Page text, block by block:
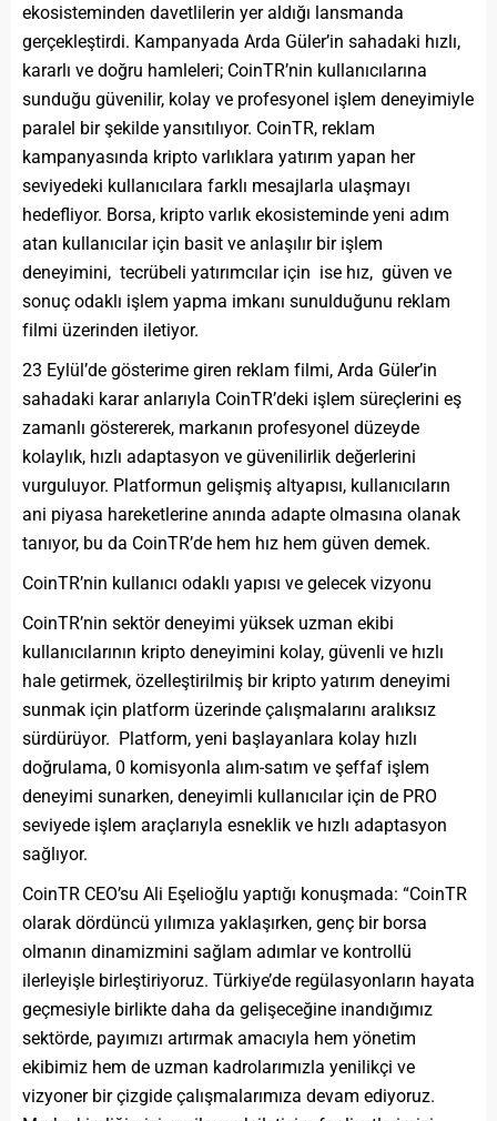
ekosisteminden davetlilerin yer aldığı lansmanda
gerçekleştirdi. Kampanyada Arda Güler’in sahadaki hızlı,
kararlı ve doğru hamleleri; CoinTR’nin kullanıcılarına
sunduğu güvenilir, kolay ve profesyonel işlem deneyimiyle
paralel bir şekilde yansıtılıyor. CoinTR, reklam
kampanyasında kripto varlıklara yatırım yapan her
seviyedeki kullanıcılara farklı mesajlarla ulaşmayı
hedefliyor. Borsa, kripto varlık ekosisteminde yeni adım
atan kullanıcılar için basit ve anlaşılır bir işlem
deneyimini, tecrübeli yatırımcılar için ise hız, güven ve
sonuç odaklı işlem yapma imkanı sunulduğunu reklam
filmi üzerinden iletiyor.
23 Eylül’de gösterime giren reklam filmi, Arda Güler’in
sahadaki karar anlarıyla CoinTR’deki işlem süreçlerini eş
zamanlı göstererek, markanın profesyonel düzeyde
kolaylık, hızlı adaptasyon ve güvenilirlik değerlerini
vurguluyor. Platformun gelişmiş altyapısı, kullanıcıların
ani piyasa hareketlerine anında adapte olmasına olanak
tanıyor, bu da CoinTR’de hem hız hem güven demek.
CoinTR’nin kullanıcı odaklı yapısı ve gelecek vizyonu
CoinTR’nin sektör deneyimi yüksek uzman ekibi
kullanıcılarının kripto deneyimini kolay, güvenli ve hızlı
hale getirmek, özelleştirilmiş bir kripto yatırım deneyimi
sunmak için platform üzerinde çalışmalarını aralıksız
sürdürüyor. Platform, yeni başlayanlara kolay hızlı
doğrulama, 0 komisyonla alım-satım ve şeffaf işlem
deneyimi sunarken, deneyimli kullanıcılar için de PRO
seviyede işlem araçlarıyla esneklik ve hızlı adaptasyon
sağlıyor.
CoinTR CEO’su Ali Eşelioğlu yaptığı konuşmada: “CoinTR
olarak dördüncü yılımıza yaklaşırken, genç bir borsa
olmanın dinamizmini sağlam adımlar ve kontrollü
ilerleyişle birleştiriyoruz. Türkiye’de regülasyonların hayata
geçmesiyle birlikte daha da gelişeceğine inandığımız
sektörde, payımızı artırmak amacıyla hem yönetim
ekibimiz hem de uzman kadrolarımızla yenilikçi ve
vizyoner bir çizgide çalışmalarımıza devam ediyoruz.